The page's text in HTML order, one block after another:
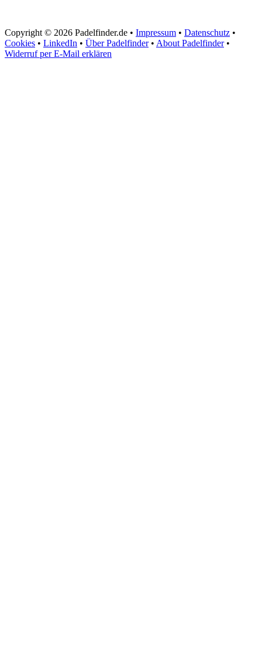
Copyright © 2026 Padelfinder.de • Impressum • Datenschutz •
Cookies • LinkedIn • Über Padelfinder• About Padelfinder•
Widerruf per E-Mail erklären